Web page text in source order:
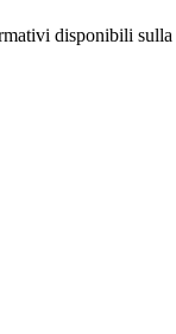
disponibili sulla